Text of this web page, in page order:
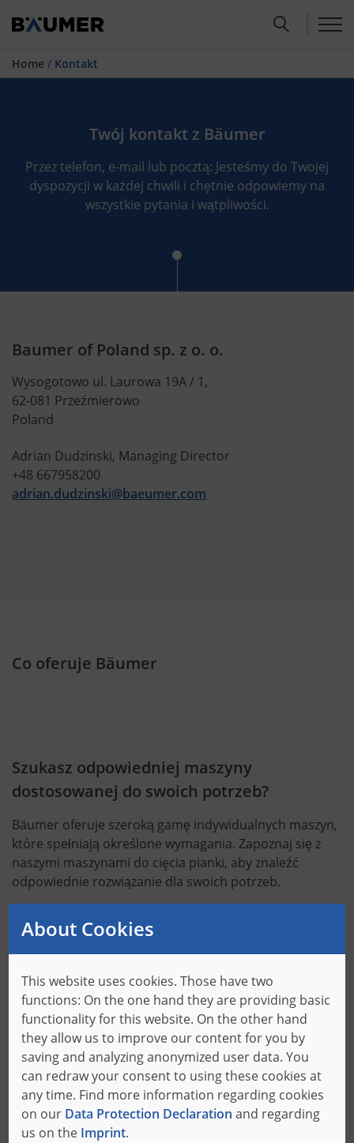
Home / Kontakt
Twój kontakt z Bäumer
Przez telefon, e-mail lub pocztą: Jesteśmy do Twojej
dyspozycji w każdej chwili i chętnie odpowiemy na
wszystkie pytania i wątpliwości.
Baumer of Poland sp. z o. o.
Wysogotowo ul. Laurowa 19A / 1,
62-081 Przeźmierowo
Poland
Adrian Dudzinski, Managing Director
+48 667958200
adrian.dudzinski@baeumer.com
Co oferuje Bäumer
Szukasz odpowiedniej maszyny
dostosowanej do swoich potrzeb?
Bäumer oferuje szeroką gamę indywidualnych maszyn,
które spełniają określone wymagania. Zapoznaj się z
naszymi maszynami do cięcia pianki, aby znaleźć
odpowiednie rozwiązanie dla swoich potrzeb.
Maszyny
Dowiedz się, w jaki sposób twój proces
produkcji może zyskać dzięki Bäumer.
Optymalizacja procesów dzięki odpowiedniemu
oprogramowaniu: Dzięki naszym rozwiązaniom
About Cookies
This website uses cookies. Those have two
functions: On the one hand they are providing basic
functionality for this website. On the other hand
they allow us to improve our content for you by
saving and analyzing anonymized user data. You
can redraw your consent to using these cookies at
any time. Find more information regarding cookies
on our Data Protection Declaration and regarding
us on the Imprint.